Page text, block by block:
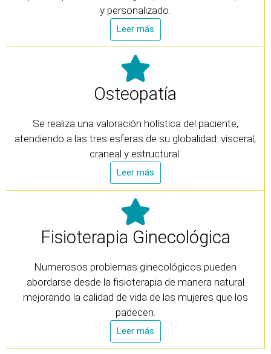
y personalizado.
Leer más
Osteopatía
Se realiza una valoración holística del paciente,
atendiendo a las tres esferas de su globalidad: visceral,
craneal y estructural.
Leer más
Fisioterapia Ginecológica
Numerosos problemas ginecológicos pueden
abordarse desde la fisioterapia de manera natural
mejorando la calidad de vida de las mujeres que los
padecen.
Leer más